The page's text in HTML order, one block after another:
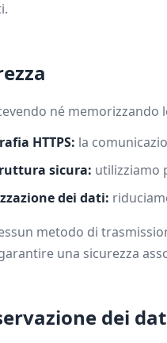
né
HTTPS: la
sicura: utilizziamo
dei dati:
metodo di
una sicurezza
dei